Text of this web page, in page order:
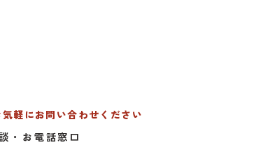
気軽にお問い合わせください
・お電話窓口